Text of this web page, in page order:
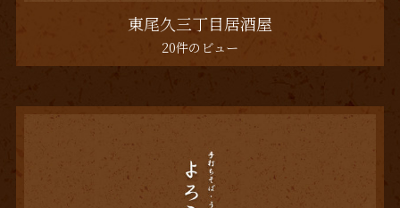
東尾久三丁目居酒屋
20件のビュー